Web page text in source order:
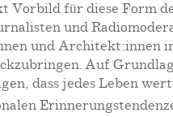
Vorbild für diese Form
und
und Architekt:innen
Auf
dass jedes Leben